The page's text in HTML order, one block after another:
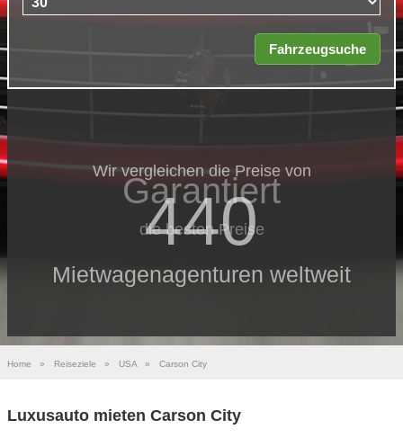
Wir vergleichen die Preise von
440
Mietwagenagenturen weltweit
Garantiert
die besten Preise
Home » Reiseziele » USA » Carson City
Luxusauto mieten Carson City